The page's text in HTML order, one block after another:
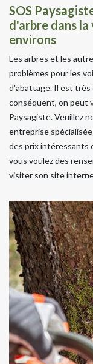
SOS
d'arbre dans
environs
Les arbres et les
problèmes pour les
d'abattage. Il est très
conséquent, on peut
Paysagiste. Veuillez
entreprise
des prix intéressants
vous voulez des
visiter son site